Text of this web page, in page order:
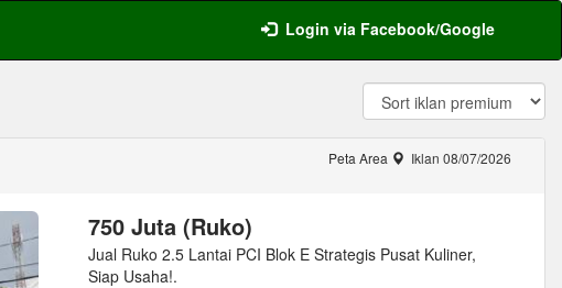
Login via Facebook/Google
Peta Area Iklan 08/07/2026
750 Juta (Ruko)
Jual Ruko 2.5 Lantai PCI Blok E Strategis Pusat Kuliner,
Siap Usaha!.